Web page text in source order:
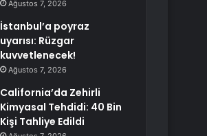
Ağustos 7, 2026
İstanbul’a poyraz
uyarısı: Rüzgar
kuvvetlenecek!
Ağustos 7, 2026
California’da Zehirli
Kimyasal Tehdidi: 40 Bin
Kişi Tahliye Edildi